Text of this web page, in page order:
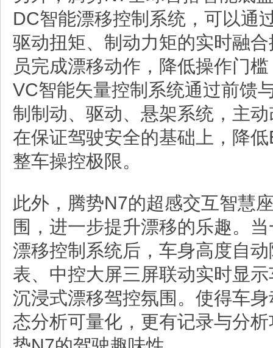
DC智能漂移控制系统，可以通
驱动扭矩、制动力矩的实时融
员完成漂移动作，降低操作门
VC智能矢量控制系统通过前馈
制制动、驱动、悬架系统，主
在保证驾驶安全的基础上，降
整车操控极限。
此外，腾势N7的超感交互智慧
围，进一步提升漂移的乐趣。
漂移控制系统后，车身高度自
表、中控大屏三屏联动实时显
沉浸式漂移驾控氛围。使得车
态分析可量化，更有记录与分